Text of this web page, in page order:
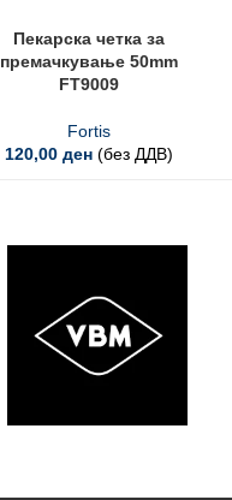
Пекарска четка за
премачкување 50mm
FT9009
Fortis
120,00 ден (без ДДВ)